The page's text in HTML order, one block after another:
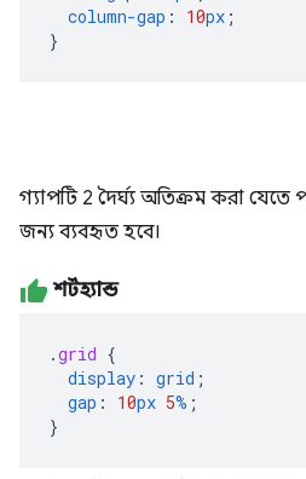
column-gap : 10px ;
}
গ্যাপটি 2 দৈর্ঘ্য অতিক্রম করা যেতে
জন্য ব্যবহৃত হবে।
শর্টহ্যান্ড
.grid {
display : grid ;
gap : 10px 5% ;
}